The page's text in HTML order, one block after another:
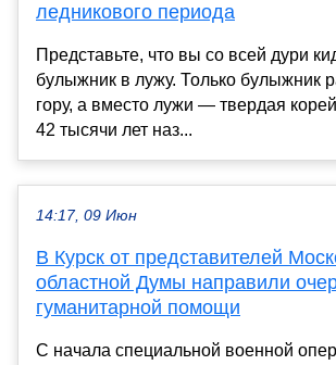
ледникового периода
Представьте, что вы со всей дури
булыжник в лужу. Только булыжник
гору, а вместо лужи — твердая
42 тысячи лет наз...
14:17, 09 Июн
В Курск от представителей
областной Думы направили
гуманитарной помощи
С начала специальной военной